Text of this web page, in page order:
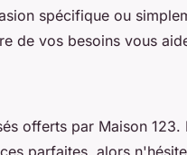
spécifique ou
de vos besoins vous
offerts par Maison 123.
parfaites, alors